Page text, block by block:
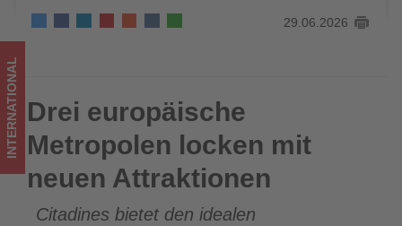
Wissen,
was
im
Tourismus
los
ist!
29.06.2026
Drei europäische Metropolen locken mit neuen Attraktionen
INTERNATIONAL Drei europäische
Metropolen locken mit
neuen Attraktionen
Citadines bietet den idealen